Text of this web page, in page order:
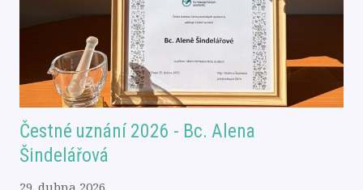
Čestné uznání 2026 - Bc. Alena
Šindelářová